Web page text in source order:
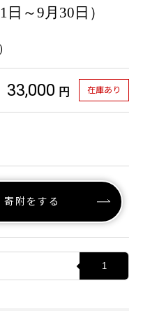
日～9月30日）
)
33,000 円 在庫あり
寄附をする
1